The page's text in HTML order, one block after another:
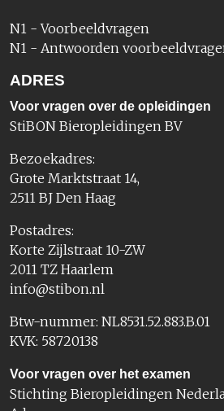
N1 - Voorbeeldvragen
N1 - Antwoorden
ADRES
Voor vragen over de opleidingen
StiBON Bieropleidingen BV
Bezoekadres:
Grote Marktstraat 14,
2511 BJ Den Haag
Postadres:
Korte Zijlstraat 10-ZW
2011 TZ Haarlem
info@stibon.nl
Btw-nummer: NL8531.52.883.B.01
KVK: 58720138
Voor vragen over het examen
Stichting Bieropleidingen